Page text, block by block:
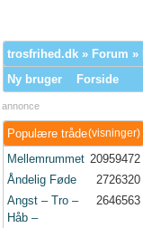
trosfrihed.dk » Forum »
Ny bruger
Forside
annonce
(visninger)
Populære tråde
Mellemrummet 20959472
Åndelig Føde
2726320
Angst – Tro –
Håb –
2646563